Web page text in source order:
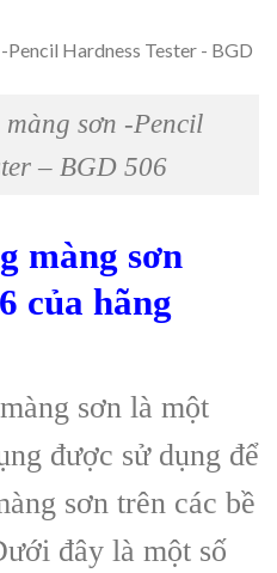
sơn -Pencil
– BGD 506
màng sơn
của hãng
sơn là một
được sử dụng để
sơn trên các bề
đây là một số